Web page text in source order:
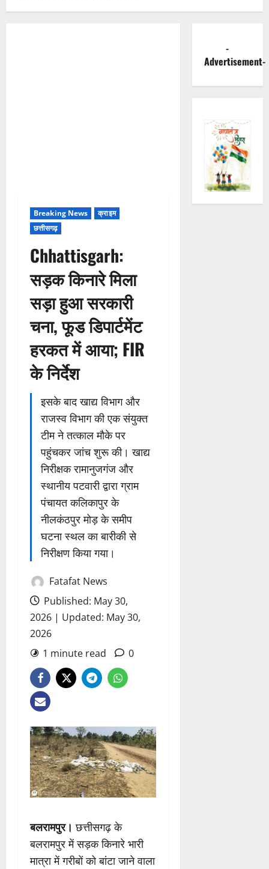
Breaking News
क्राइम
छत्तीसगढ़
Chhattisgarh:
सड़क किनारे मिला
सड़ा हुआ सरकारी
चना, फूड डिपार्टमेंट
हरकत में आया; FIR
के निर्देश
इसके बाद खाद्य विभाग और
राजस्व विभाग की एक संयुक्त
टीम ने तत्काल मौके पर
पहुंचकर जांच शुरू की। खाद्य
निरीक्षक रामानुजगंज और
स्थानीय पटवारी द्वारा ग्राम
पंचायत कलिकापुर के
नीलकंठपुर मोड़ के समीप
घटना स्थल का बारीकी से
निरीक्षण किया गया।
Fatafat News
Published: May 30,
2026 | Updated: May 30,
2026
1 minute read
0
बलरामपुर। छत्तीसगढ़ के
बलरामपुर में सड़क किनारे भारी
मात्रा में गरीबों को बांटा जाने वाला
-
Advertisement-